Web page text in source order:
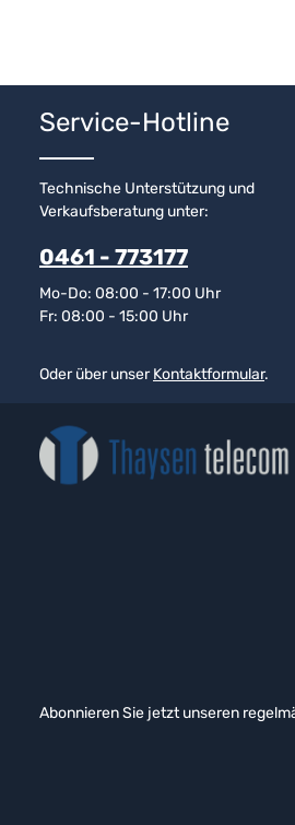
Service-Hotline
Technische Unterstützung und
Verkaufsberatung unter:
0461 - 773177
Mo-Do: 08:00 - 17:00 Uhr
Fr: 08:00 - 15:00 Uhr
Oder über unserKontaktformular.
Abonnieren Sie jetzt unseren